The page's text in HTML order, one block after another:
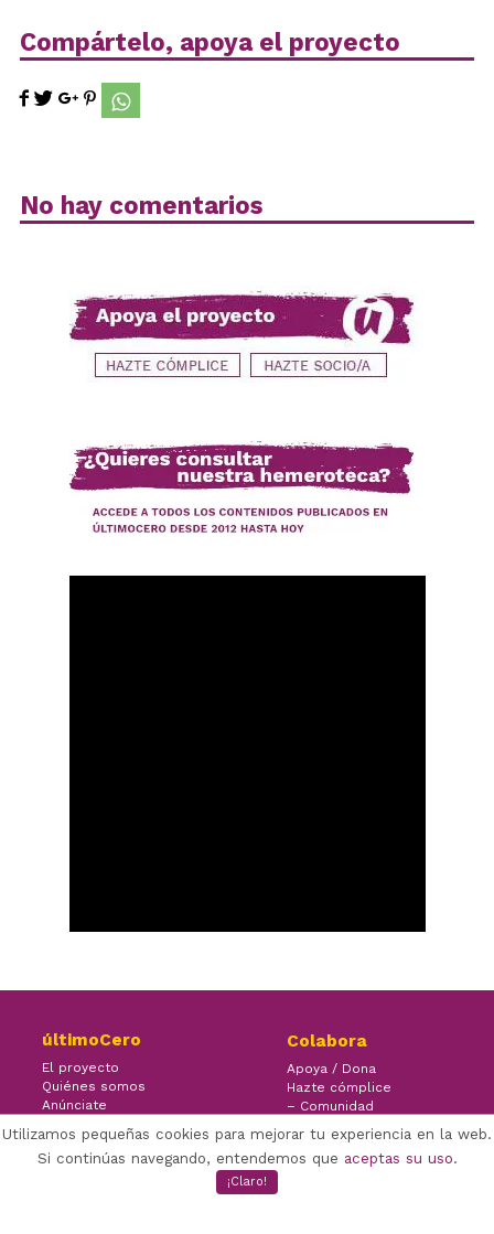
Compártelo, apoya el proyecto
No hay comentarios
últimoCero
El proyecto
Quiénes somos
Anúnciate
Colabora
Apoya / Dona
Hazte cómplice
– Comunidad
Utilizamos pequeñas cookies para mejorar tu experiencia en la web.
Si continúas navegando, entendemos que aceptas su uso.
¡Claro!